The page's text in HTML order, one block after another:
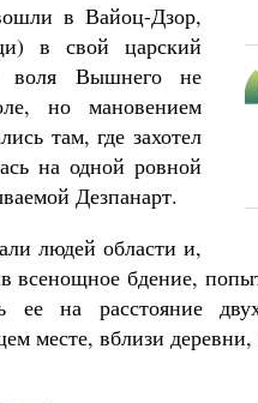
в Вайоц-Дзор,
в свой царский
Вышнего не
но мановением
там, где захотел
на одной ровной
Дезпанарт.
людей области и,
бдение,
ее на расстояние
месте, вблизи